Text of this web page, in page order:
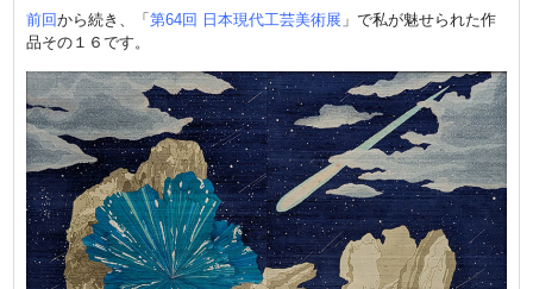
前回から続き、「第64回 日本現代工芸美術展 」で私が魅せられた作
品その１６です。